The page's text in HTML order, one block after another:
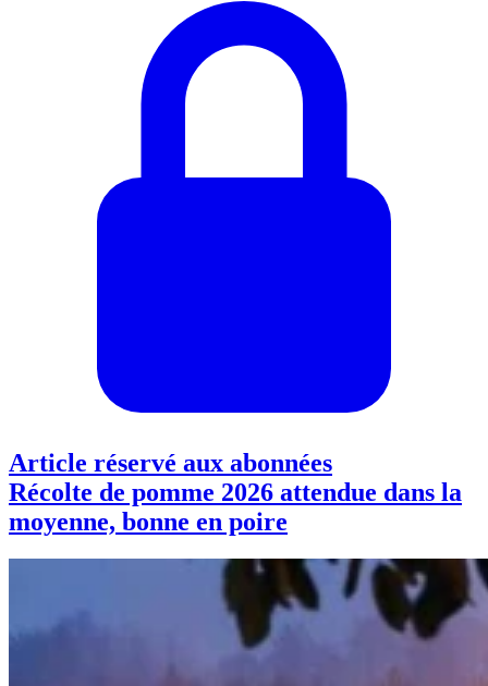
Article réservé aux abonnées
Récolte de pomme 2026 attendue dans la
moyenne, bonne en poire